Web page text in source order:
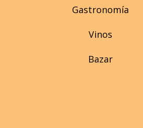
Gastronomía
Vinos
Bazar